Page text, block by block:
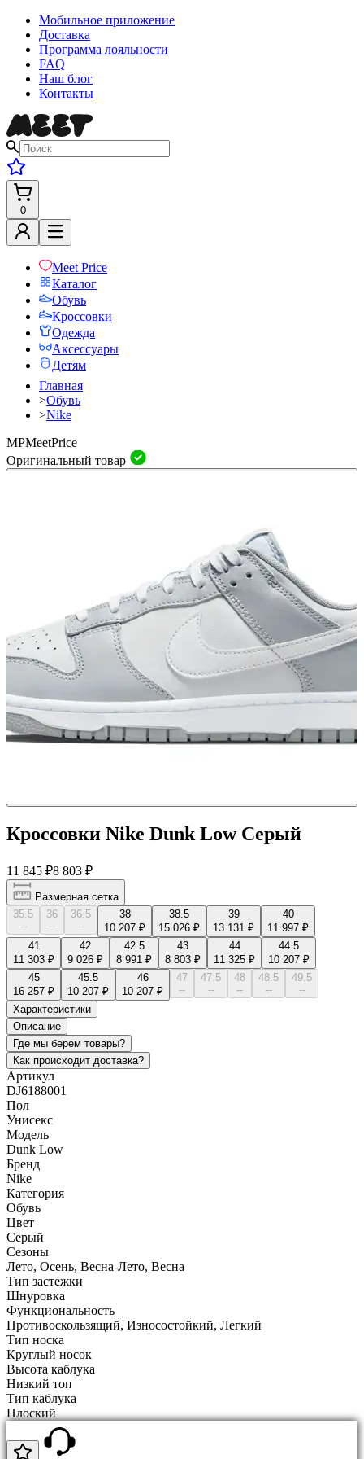
Мобильное приложение
Доставка
Программа лояльности
FAQ
Наш блог
Контакты
0
Meet Price
Каталог
Обувь
Кроссовки
Одежда
Аксессуары
Детям
Главная
>Обувь
>Nike
MPMeetPrice
Оригинальный товар
Кроссовки Nike Dunk Low Серый
11 845 ₽8 803 ₽
Размерная сетка
35.5
--
36
--
36.5
--
38
10 207 ₽
38.5
15 026 ₽
39
13 131 ₽
40
11 997 ₽
41
11 303 ₽
42
9 026 ₽
42.5
8 991 ₽
43
8 803 ₽
44
11 325 ₽
44.5
10 207 ₽
45
16 257 ₽
45.5
10 207 ₽
46
10 207 ₽
47
--
47.5
--
48
--
48.5
--
49.5
--
Характеристики
Описание
Где мы берем товары?
Как происходит доставка?
Артикул
DJ6188001
Пол
Унисекс
Модель
Dunk Low
Бренд
Nike
Категория
Обувь
Цвет
Серый
Сезоны
Лето, Осень, Весна-Лето, Весна
Тип застежки
Шнуровка
Функциональность
Противоскользящий, Износостойкий, Легкий
Тип носка
Круглый носок
Высота каблука
Низкий топ
Тип каблука
Плоский